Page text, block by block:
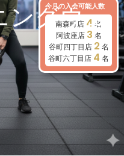
今月の入会可能人数
南森町店 4 名
阿波座店 3 名
谷町四丁目店 2 名
谷町六丁目店 4 名
ングウェ